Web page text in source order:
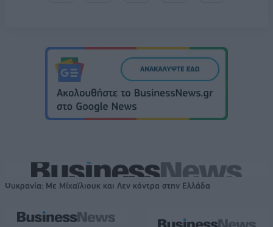
Ουκρανία: Με Μίχαϊλιουκ και Λεν κόντρα στην Ελλάδα